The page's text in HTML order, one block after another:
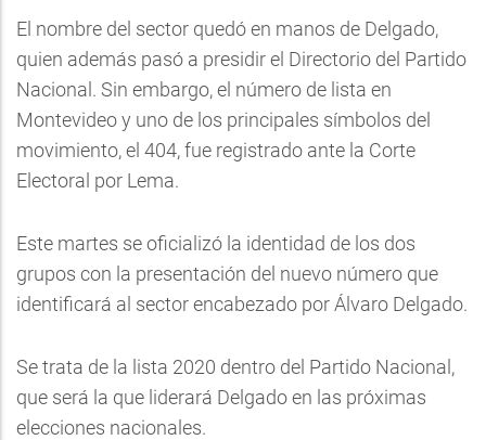
El nombre del sector quedó en manos de Delgado,
quien además pasó a presidir el Directorio del Partido
Nacional. Sin embargo, el número de lista en
Montevideo y uno de los principales símbolos del
movimiento, el 404, fue registrado ante la Corte
Electoral por Lema.
Este martes se oficializó la identidad de los dos
grupos con la presentación del nuevo número que
identificará al sector encabezado por Álvaro Delgado.
Se trata de la lista 2020 dentro del Partido Nacional,
que será la que liderará Delgado en las próximas
elecciones nacionales.